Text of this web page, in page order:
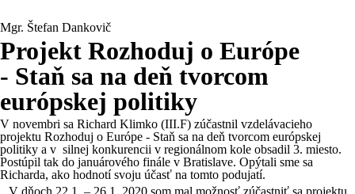
Mgr. Štefan Dankovič
Projekt Rozhoduj o Európe
- Staň sa na deň tvorcom
európskej politiky
V novembri sa Richard Klimko (III.F) zúčastnil vzdelávacieho
projektu Rozhoduj o Európe - Staň sa na deň tvorcom európskej
politiky a v silnej konkurencii v regionálnom kole obsadil 3. miesto.
Postúpil tak do januárového finále v Bratislave. Opýtali sme sa
Richarda, ako hodnotí svoju účasť na tomto podujatí.